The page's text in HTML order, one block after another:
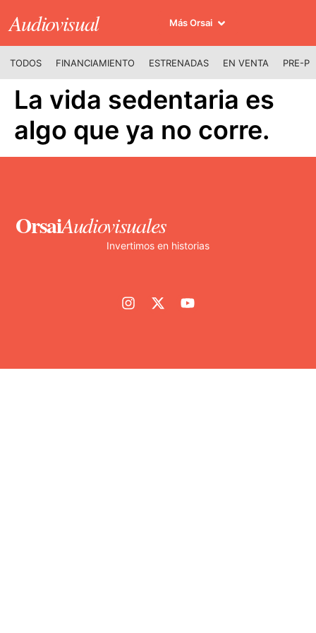
Audiovisual Más Orsai
TODOS FINANCIAMIENTO ESTRENADAS EN VENTA PRE-
La vida sedentaria es
algo que ya no corre.
OrsaiAudiovisuales
Invertimos en historias